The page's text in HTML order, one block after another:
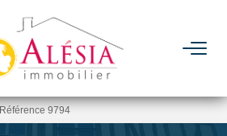
ACHETER
Référence 9794